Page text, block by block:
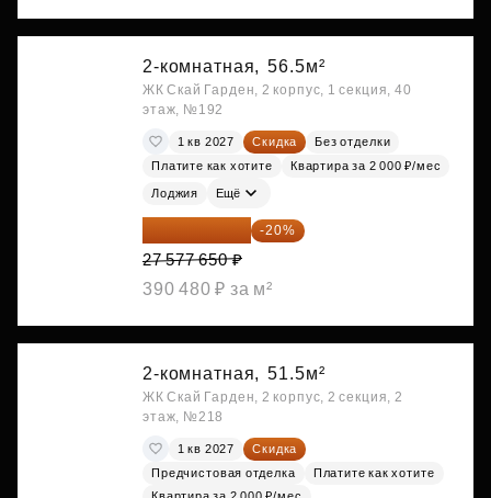
2-комнатная, 56.5м²
ЖК Скай Гарден, 2 корпус, 1 секция, 40
этаж, №192
1 кв 2027 Скидка
Без отделки
Платите как хотите
Квартира за 2 000 ₽/мес
Лоджия Ещё
22 062 120 ₽ -20%
27 577 650 ₽
390 480 ₽ за м²
2-комнатная, 51.5м²
ЖК Скай Гарден, 2 корпус, 2 секция, 2
этаж, №218
1 кв 2027
Скидка
Предчистовая отделка
Платите как хотите